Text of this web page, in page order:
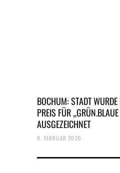
BOCHUM: STADT
PREIS FÜR
AUSGEZEICHNET
9. FEBRUAR 2026